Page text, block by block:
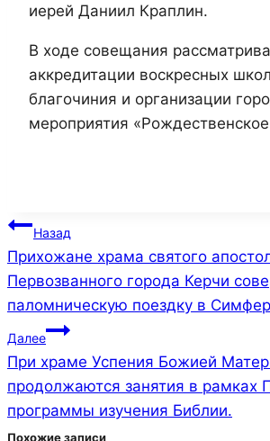
иерей Даниил Краплин.
В ходе совещания
аккредитации воскресных
благочиния и организации
мероприятия
Навигация
по
записям
Назад
Прихожане храма святого
Первозванного города Керчи
паломническую поездку в
Далее
При храме Успения Божией
продолжаются занятия в рамках
программы изучения Библии.
Похожие записи